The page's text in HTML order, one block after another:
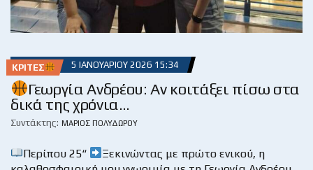
ΚΡΙΤΈΣ 5 ΙΑΝΟΥΑΡΊΟΥ 2026 15:34
Γεωργία Ανδρέου: Αν κοιτάξει πίσω στα
δικά της χρόνια…
Συντάκτης: ΜΆΡΙΟΣ ΠΟΛΥΔΏΡΟΥ
Περίπου 25“
Ξεκινώντας με πρώτο ενικού, η